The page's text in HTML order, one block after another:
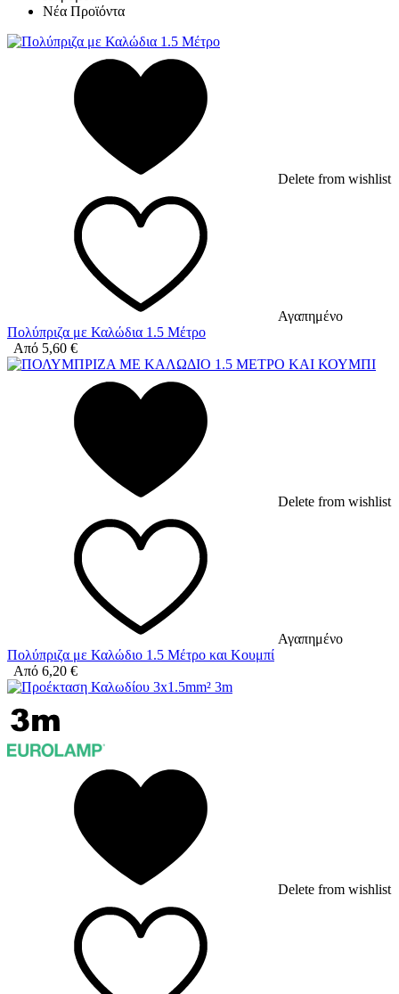
Νέα Προϊόντα
Delete from wishlist
Αγαπημένο
Πολύπριζα με Καλώδια 1.5 Μέτρο
Από 5,60 €
Delete from wishlist
Αγαπημένο
Πολύπριζα με Καλώδιο 1.5 Μέτρο και Κουμπί
Από 6,20 €
Delete from wishlist